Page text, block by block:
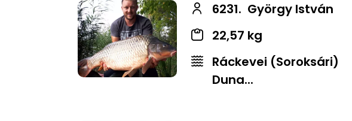
6231. György István
22,57 kg
Ráckevei (Soroksári)
Duna...